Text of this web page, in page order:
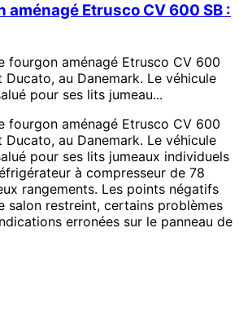
aménagé Etrusco CV 600 SB :
fourgon aménagé Etrusco CV 600
Ducato, au Danemark. Le véhicule
pour ses lits jumeau...
fourgon aménagé Etrusco CV 600
Ducato, au Danemark. Le véhicule
pour ses lits jumeaux individuels
à compresseur de 78
rangements. Les points négatifs
salon restreint, certains problèmes
erronées sur le panneau de